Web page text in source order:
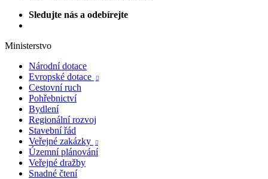
Sledujte nás a odebírejte
Ministerstvo
Národní dotace
Evropské dotace

Cestovní ruch
Pohřebnictví
Bydlení
Regionální rozvoj
Stavební řád
Veřejné zakázky

Územní plánování
Veřejné dražby
Snadné čtení